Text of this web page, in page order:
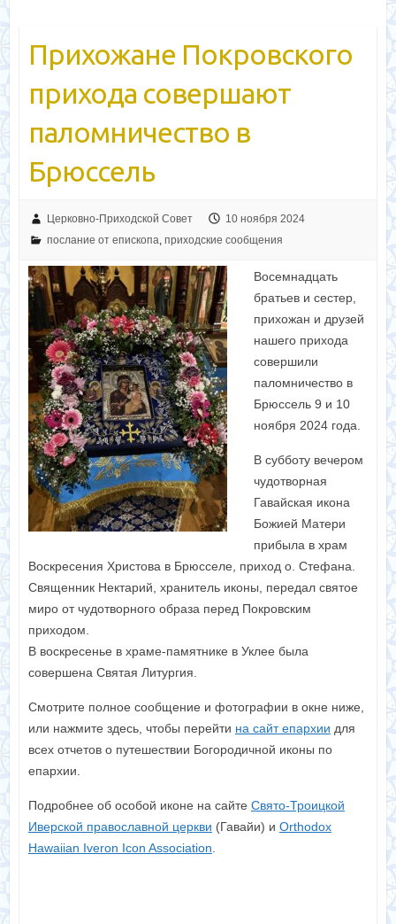
Прихожане Покровского
прихода совершают
паломничество в
Брюссель
Церковно-Приходской Совет
10 ноября 2024
послание от епископа приходские сообщения
Восемнадцать
братьев и сестер,
прихожан и друзей
нашего прихода
совершили
паломничество в
Брюссель 9 и 10
ноября 2024 года.
В субботу вечером
чудотворная
Гавайская икона
Божией Матери
прибыла в храм
Воскресения Христова в Брюсселе, приход о. Стефана.
Священник Нектарий, хранитель иконы, передал святое
миро от чудотворного образа перед Покровским
приходом.
В воскресенье в храме-памятнике в Уклее была
совершена Святая Литургия.
Смотрите полное сообщение и фотографии в окне ниже,
или нажмите здесь, чтобы перейти на сайт епархии для
всех отчетов о путешествии Богородичной иконы по
епархии.
Подробнее об особой иконе на сайте Свято-Троицкой
Иверской православной церкви (Гавайи) и Orthodox
Hawaiian Iveron Icon Association